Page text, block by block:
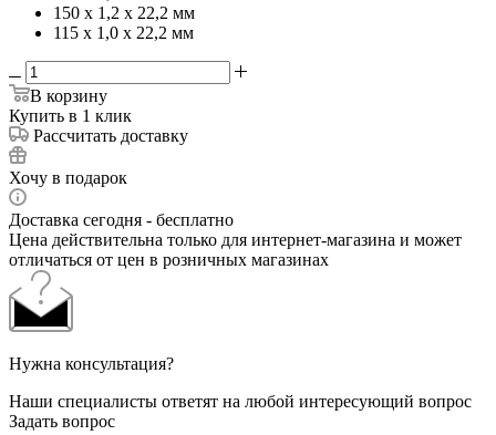
150 х 1,2 х 22,2 мм
115 х 1,0 х 22,2 мм
В корзину
Купить в 1 клик
Рассчитать доставку
Хочу в подарок
Доставка сегодня - бесплатно
Цена действительна только для интернет-магазина и может
отличаться от цен в розничных магазинах
Нужна консультация?
Наши специалисты ответят на любой интересующий вопрос
Задать вопрос